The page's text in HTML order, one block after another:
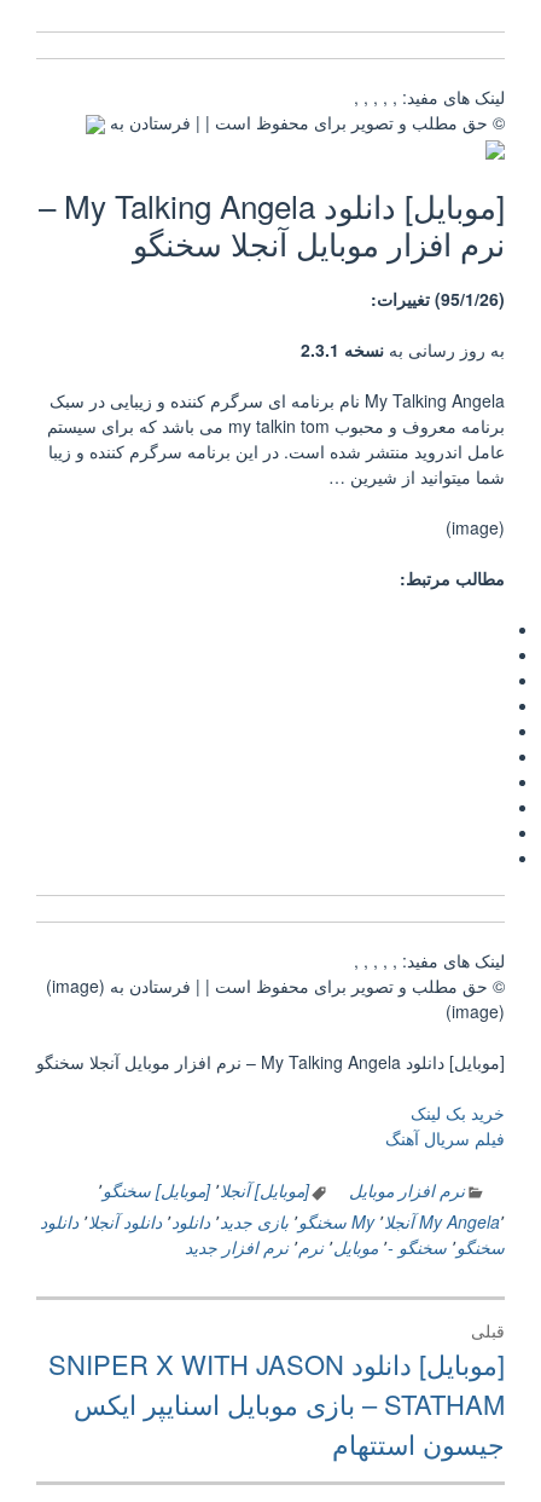
لینک های مفید: , , , , ,
© حق مطلب و تصویر برای محفوظ است | | فرستادن به
[موبایل] دانلود My Talking Angela –
نرم افزار موبایل آنجلا سخنگو
(95/1/26) تغییرات:
به روز رسانی به نسخه 2.3.1
My Talking Angela نام برنامه ای سرگرم کننده و زیبایی در سبک
برنامه معروف و محبوب my talkin tom می باشد که برای سیستم
عامل اندروید منتشر شده است. در این برنامه سرگرم کننده و زیبا
شما میتوانید از شیرین …
(image)
مطالب مرتبط:
لینک های مفید: , , , , ,
© حق مطلب و تصویر برای محفوظ است | | فرستادن به (image)
(image)
[موبایل] دانلود My Talking Angela – نرم افزار موبایل آنجلا سخنگو
خرید بک لینک
فیلم سریال آهنگ
نرم افزار موبایل [موبایل] آنجلا٬ [موبایل] سخنگو٬
Angela٬ My آنجلا ٬ My سخنگو ٬ بازی جدید٬ دانلود٬ دانلود آنجلا٬ دانلود
سخنگو٬ سخنگو -٬ موبایل٬ نرم٬ نرم افزار جدید
راهبری
نوشته
قبلی
نوشته
قبلی:
[موبایل] دانلود SNIPER X WITH JASON
STATHAM – بازی موبایل اسنایپر ایکس
جیسون استتهام